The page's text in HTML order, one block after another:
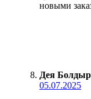
новыми
Дея
05.07.2025